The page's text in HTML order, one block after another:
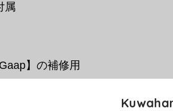
属
】の補修用